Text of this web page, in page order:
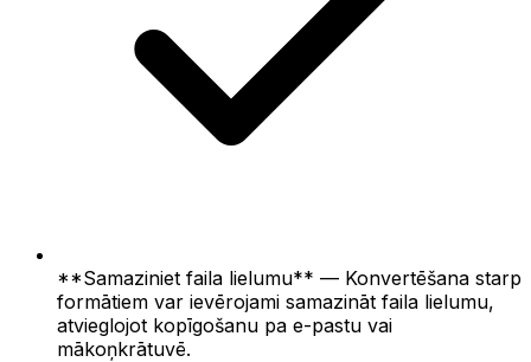
**Samaziniet faila lielumu** — Konvertēšana starp
formātiem var ievērojami samazināt faila lielumu,
atvieglojot kopīgošanu pa e-pastu vai
mākoņkrātuvē.